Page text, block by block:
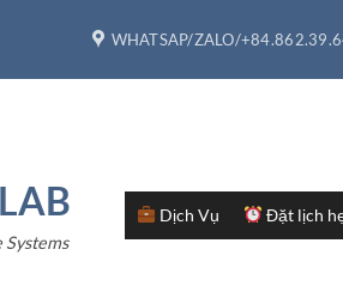
WHATSAP/ZALO/
Dịch Vụ Đặt lịch